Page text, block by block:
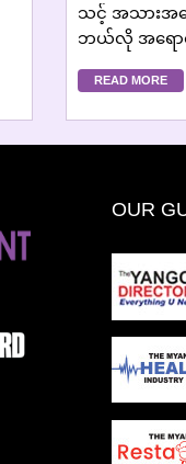
သင့် အသားအ
ဘယ်လို အရော
ဝတ်သင့်လဲ...
READ MORE
OUR